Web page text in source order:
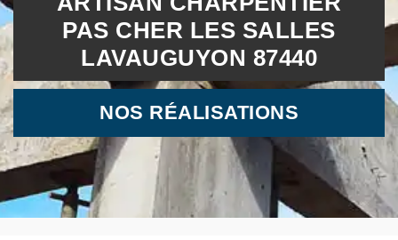
PAS CHER LES SALLES
LAVAUGUYON 87440
NOS RÉALISATIONS